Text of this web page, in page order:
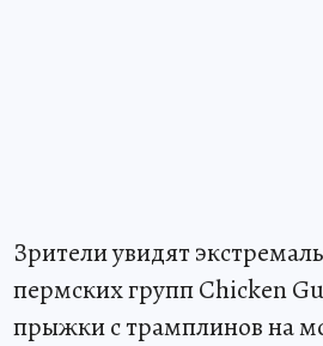
Зрители увидят
пермских групп Chicken
прыжки с трамплинов на